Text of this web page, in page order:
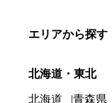
エリアから探す
北海道・東北
北海道 青森県